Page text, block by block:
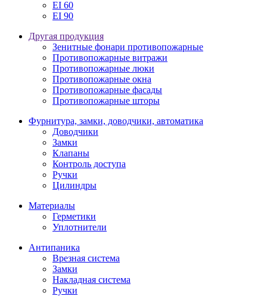
EI 60
EI 90
Другая продукция
Зенитные фонари противопожарные
Противопожарные витражи
Противопожарные люки
Противопожарные окна
Противопожарные фасады
Противопожарные шторы
Фурнитура, замки, доводчики, автоматика
Доводчики
Замки
Клапаны
Контроль доступа
Ручки
Цилиндры
Материалы
Герметики
Уплотнители
Антипаника
Врезная система
Замки
Накладная система
Ручки